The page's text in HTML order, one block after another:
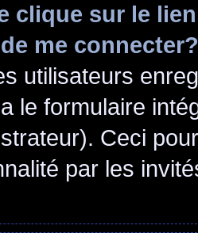
clique sur le
me connecter?
utilisateurs
le formulaire
Ceci
par les